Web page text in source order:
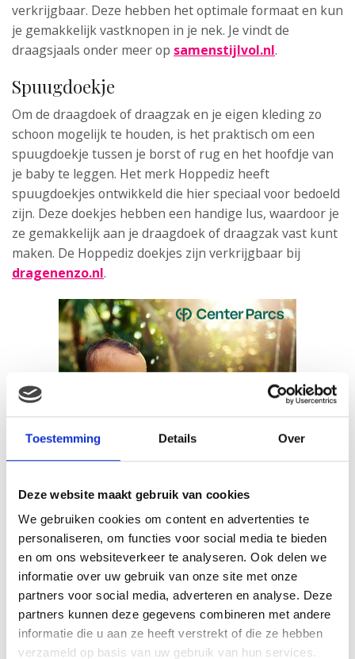
Toestemming Details Over
Deze website maakt gebruik van cookies
We gebruiken cookies om content en advertenties te
personaliseren, om functies voor social media te bieden
en om ons websiteverkeer te analyseren. Ook delen we
informatie over uw gebruik van onze site met onze
partners voor social media, adverteren en analyse. Deze
partners kunnen deze gegevens combineren met andere
informatie die u aan ze heeft verstrekt of die ze hebben
verzameld op basis van uw gebruik van hun services.
verkrijgbaar. Deze hebben het optimale formaat en kun
je gemakkelijk vastknopen in je nek. Je vindt de
draagsjaals onder meer op samenstijlvol.nl.
Spuugdoekje
Om de draagdoek of draagzak en je eigen kleding zo
schoon mogelijk te houden, is het praktisch om een
spuugdoekje tussen je borst of rug en het hoofdje van
je baby te leggen. Het merk Hoppediz heeft
spuugdoekjes ontwikkeld die hier speciaal voor bedoeld
zijn. Deze doekjes hebben een handige lus, waardoor je
ze gemakkelijk aan je draagdoek of draagzak vast kunt
maken. De Hoppediz doekjes zijn verkrijgbaar bij
dragenenzo.nl.
Babystraatje.nl
Klik hier en lees meer blogs…